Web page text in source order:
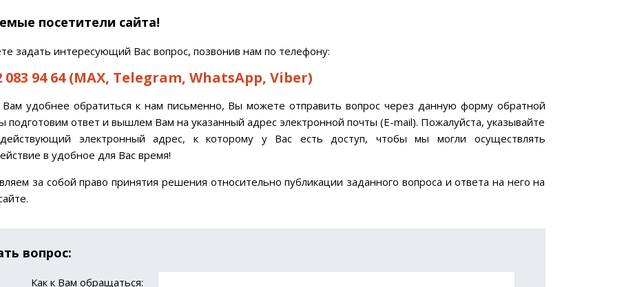
посетители сайта!
задать интересующий Вас вопрос, позвонив нам по телефону:
083 94 64 (MAX, Telegram, WhatsApp, Viber)
удобнее обратиться к нам письменно, Вы можете отправить вопрос через данную форму обратной
подготовим ответ и вышлем Вам на указанный адрес электронной почты (Е-mail). Пожалуйста, указывайте
электронный адрес, к которому у Вас есть доступ, чтобы мы могли осуществлять
в удобное для Вас время!
за собой право принятия решения относительно публикации заданного вопроса и ответа на него на
вопрос:
Как к Вам обращаться: